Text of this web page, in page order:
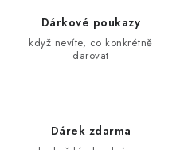
Dárkové poukazy
když nevíte, co konkrétně
darovat
Dárek zdarma